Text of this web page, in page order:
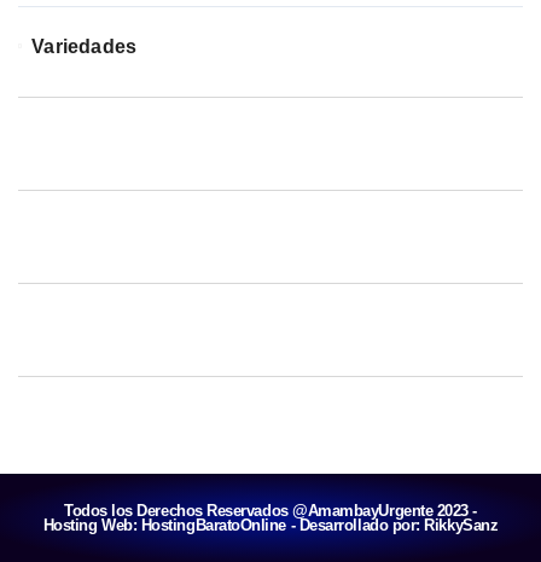
Variedades
Todos los Derechos Reservados @AmambayUrgente 2023 -
Hosting Web: HostingBaratoOnline - Desarrollado por:RikkySanz